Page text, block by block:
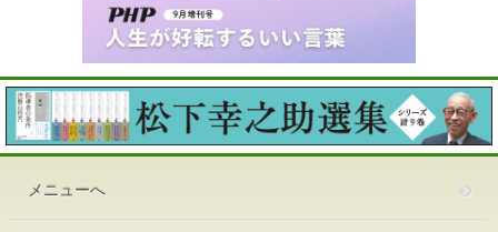
メニューへ